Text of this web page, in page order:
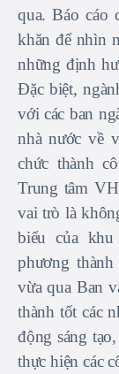
qua. Báo cáo
khăn để nhìn
những định
Đặc biệt,
với các ban
nhà nước về
chức thành
Trung tâm
vai trò là
biểu của
phương
vừa qua Ban
thành tốt các
động sáng
thực hiện các